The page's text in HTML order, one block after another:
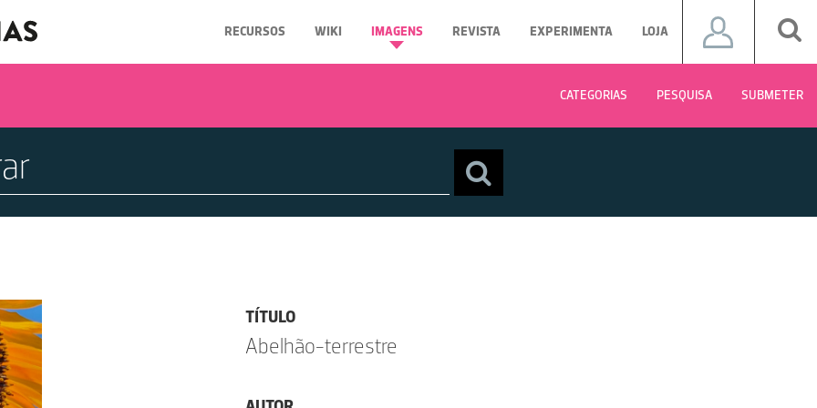
RECURSOS WIKI IMAGENS REVISTA EXPERIMENTA LOJA
CATEGORIAS PESQUISA SUBMETER
TÍTULO
Abelhão-terrestre